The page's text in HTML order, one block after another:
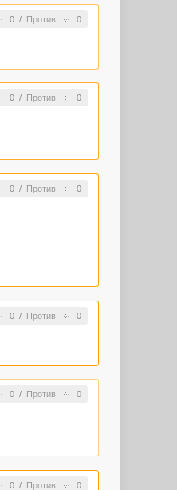
0/ Против 0
0/ Против 0
0/ Против 0
0/ Против 0
0/ Против 0
0/ Против 0